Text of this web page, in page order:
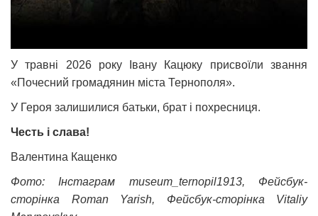
У травні 2026 року Івану Кацюку присвоїли звання
«Почесний громадянин міста Тернополя».
У Героя залишилися батьки, брат і похресниця.
Честь і слава!
Валентина Кащенко
Фото: Інстаграм museum_ternopil1913, Фейсбук-
сторінка Roman Yarish, Фейсбук-сторінка Vitaliy